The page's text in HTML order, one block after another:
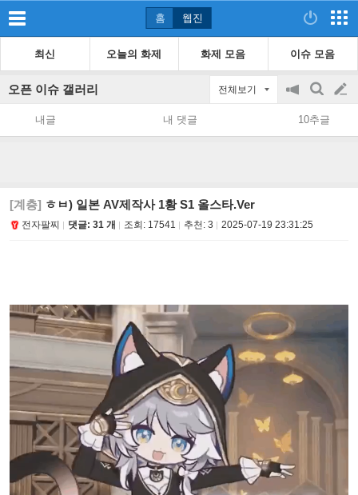
홈 웹진
최신 오늘의 화제 화제 모음 이슈 모음
오픈 이슈 갤러리 전체보기
공
지
on/off
검
색
글
쓰
내글 내 댓글 10추글
[계층] ㅎㅂ) 일본 AV제작사 1황 S1 올스타.Ver
전자팔찌 댓글: 31 개 조회: 17541 추천: 3 2025-07-19 23:31:25